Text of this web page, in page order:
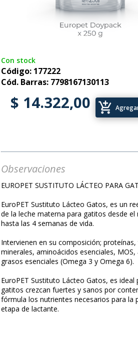
Con stock
Código: 177222
Cód. Barras: 7798167130113
$ 14.322,00 add_shopping_cart
Observaciones
EUROPET SUSTITUTO LÁCTEO PARA
EuroPET Sustituto Lácteo Gatos, es un
de la leche materna para gatitos desde el
hasta las 4 semanas de vida.
Intervienen en su composición;
minerales, aminoácidos esenciales, MOS,
grasos esenciales (Omega 3 y Omega 6).
EuroPET Sustituto Lácteo Gatos, es ideal
gatitos crezcan fuertes y sanos por
fórmula los nutrientes necesarios para la
etapa de lactante.